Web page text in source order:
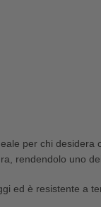
per chi
rendendolo uno
ed è resistente a